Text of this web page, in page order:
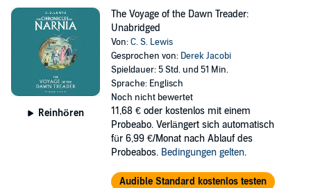
Reinhören
The Voyage of the Dawn Treader:
Unabridged
Von:C. S. Lewis
Gesprochen von: Derek Jacobi
Spieldauer: 5 Std. und 51 Min.
Sprache: Englisch
Noch nicht bewertet
11,68 € oder kostenlos mit einem
Probeabo. Verlängert sich automatisch
für 6,99 €/Monat nach Ablauf des
Probeabos. Bedingungen gelten.
Audible Standard kostenlos testen